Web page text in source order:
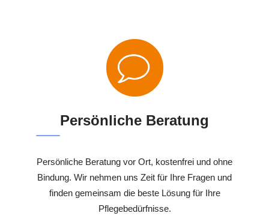
Persönliche Beratung
Persönliche Beratung vor Ort, kostenfrei und ohne
Bindung. Wir nehmen uns Zeit für Ihre Fragen und
finden gemeinsam die beste Lösung für Ihre
Pflegebedürfnisse.